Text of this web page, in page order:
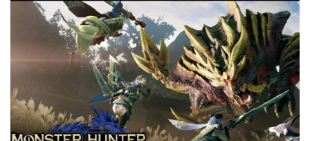
EduTech
IT Times
生成式AI與雲端應用
Enterprise Digital Transformation
特集